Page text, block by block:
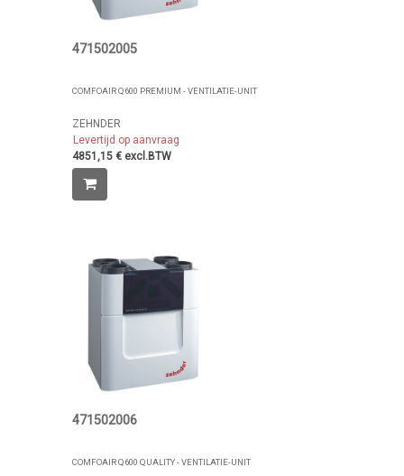
471502005
COMFOAIR Q600 PREMIUM - VENTILATIE-UNIT
ZEHNDER
Levertijd op aanvraag
4851,15 € excl.BTW
471502006
COMFOAIR Q600 QUALITY - VENTILATIE-UNIT